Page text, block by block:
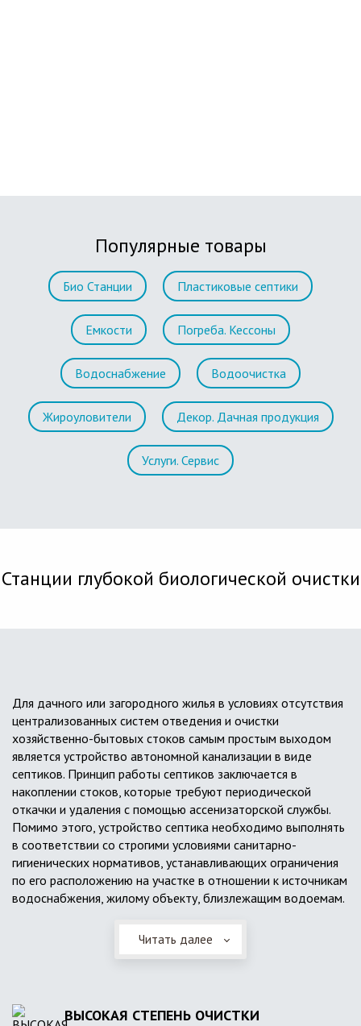
Популярные товары
Био Станции Пластиковые септики
Емкости Погреба. Кессоны
Водоснабжение Водоочистка
Жироуловители Декор. Дачная продукция
Услуги. Сервис
Станции глубокой биологической очистки
Для дачного или загородного жилья в условиях отсутствия
централизованных систем отведения и очистки
хозяйственно-бытовых стоков самым простым выходом
является устройство автономной канализации в виде
септиков. Принцип работы септиков заключается в
накоплении стоков, которые требуют периодической
откачки и удаления с помощью ассенизаторской службы.
Помимо этого, устройство септика необходимо выполнять
в соответствии со строгими условиями санитарно-
гигиенических нормативов, устанавливающих ограничения
по его расположению на участке в отношении к источникам
водоснабжения, жилому объекту, близлежащим водоемам.
Читать далее
ВЫСОКАЯ СТЕПЕНЬ ОЧИСТКИ